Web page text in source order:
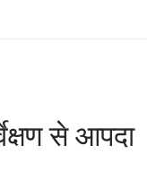
से आपदा